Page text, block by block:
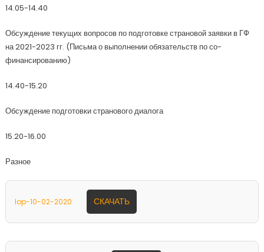
14.05-14.40
Обсуждение текущих вопросов по подготовке страновой заявки в ГФ
на 2021-2023 гг. (Письма о выполнении обязательств по со-
финансированию)
14.40-15.20
Обсуждение подготовки странового диалога
15.20-16.00
Разное
lop-10-02-2020 СКАЧАТЬ